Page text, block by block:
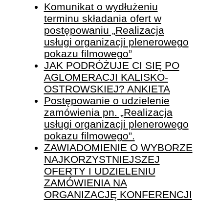
Komunikat o wydłużeniu
terminu składania ofert w
postępowaniu „Realizacja
usługi organizacji plenerowego
pokazu filmowego”
JAK PODRÓŻUJE CI SIĘ PO
AGLOMERACJI KALISKO-
OSTROWSKIEJ? ANKIETA
Postępowanie o udzielenie
zamówienia pn. „Realizacja
usługi organizacji plenerowego
pokazu filmowego”.
ZAWIADOMIENIE O WYBORZE
NAJKORZYSTNIEJSZEJ
OFERTY I UDZIELENIU
ZAMÓWIENIA NA
ORGANIZACJĘ KONFERENCJI